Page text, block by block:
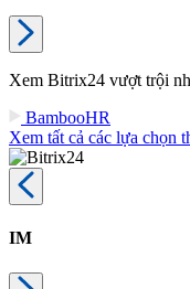
Xem Bitrix24 vượt trội
BambooHR
Xem tất cả các lựa chọn
IM